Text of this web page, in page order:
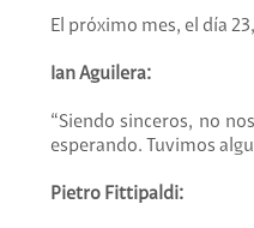
El próximo mes, el día
Ian Aguilera:
“Siendo sinceros, no
esperando. Tuvimos
Pietro Fittipaldi: